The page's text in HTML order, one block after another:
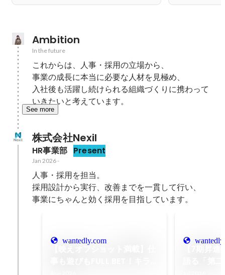
Ambition
In the future
これからは、人事・採用の立場から、
事業の成長に本当に必要な人材を見極め、
入社後も活躍し続けられる組織づくりに携わって
いきたいと考えています。
See more
株式会社Nexil
HR事業部 Present
Jan 2026-
人事・採用を担当。
採用設計から実行、改善までを一貫して行い、
事業にちゃんと効く採用を目指しています。
wantedly.com